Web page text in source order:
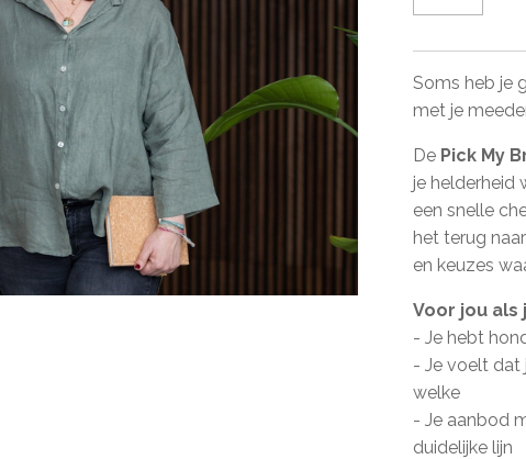
Soms heb je
met je
De Pick My
je helderheid
een snelle
het terug
en keuzes
Voor jou als
- Je hebt
- Je voelt dat
welke
- Je aanbod
duidelijke lijn